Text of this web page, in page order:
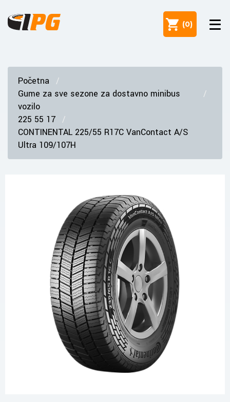
(0)
Početna
Gume za sve sezone za dostavno minibus
vozilo
225 55 17
CONTINENTAL 225/55 R17C VanContact A/S
Ultra 109/107H